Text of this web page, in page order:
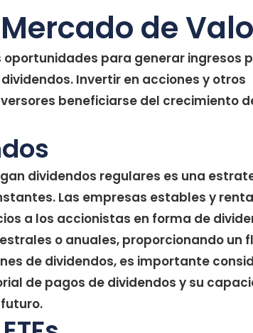
de
para generar ingresos
Invertir en acciones y otros
beneficiarse del crecimiento
dividendos regulares es una
Las empresas estables y
a los accionistas en forma de
o anuales, proporcionando un
de dividendos, es importante
de pagos de dividendos y su